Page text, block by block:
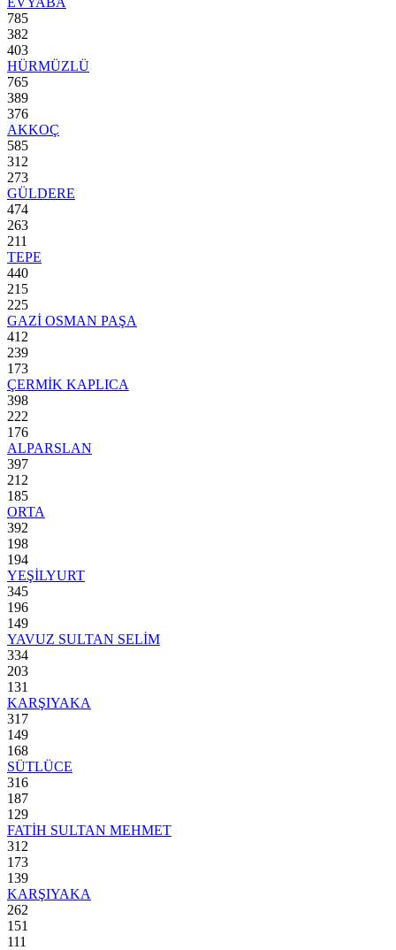
785
382
403
HÜRMÜZLÜ
765
389
376
AKKOÇ
585
312
273
GÜLDERE
474
263
211
TEPE
440
215
225
GAZİ OSMAN PAŞA
412
239
173
ÇERMİK KAPLICA
398
222
176
ALPARSLAN
397
212
185
ORTA
392
198
194
YEŞİLYURT
345
196
149
YAVUZ SULTAN SELİM
334
203
131
KARŞIYAKA
317
149
168
SÜTLÜCE
316
187
129
FATİH SULTAN MEHMET
312
173
139
KARŞIYAKA
262
151
111